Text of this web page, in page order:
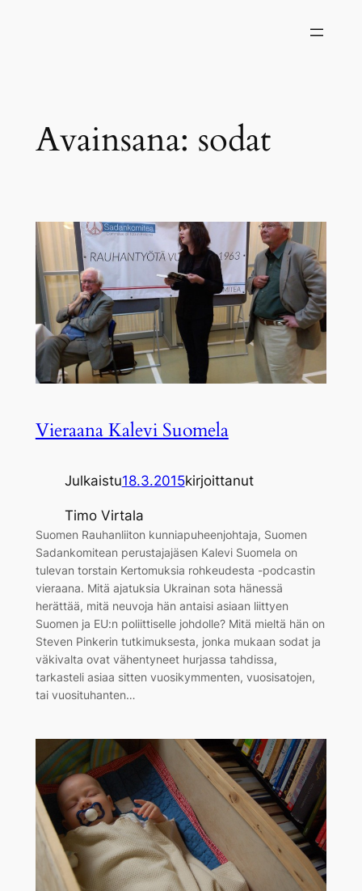
Avainsana: sodat
Vieraana Kalevi Suomela
Julkaistu18.3.2015kirjoittanut
Timo Virtala
Suomen Rauhanliiton kunniapuheenjohtaja, Suomen
Sadankomitean perustajajäsen Kalevi Suomela on
tulevan torstain Kertomuksia rohkeudesta -podcastin
vieraana. Mitä ajatuksia Ukrainan sota hänessä
herättää, mitä neuvoja hän antaisi asiaan liittyen
Suomen ja EU:n poliittiselle johdolle? Mitä mieltä hän on
Steven Pinkerin tutkimuksesta, jonka mukaan sodat ja
väkivalta ovat vähentyneet hurjassa tahdissa,
tarkasteli asiaa sitten vuosikymmenten, vuosisatojen,
tai vuosituhanten…